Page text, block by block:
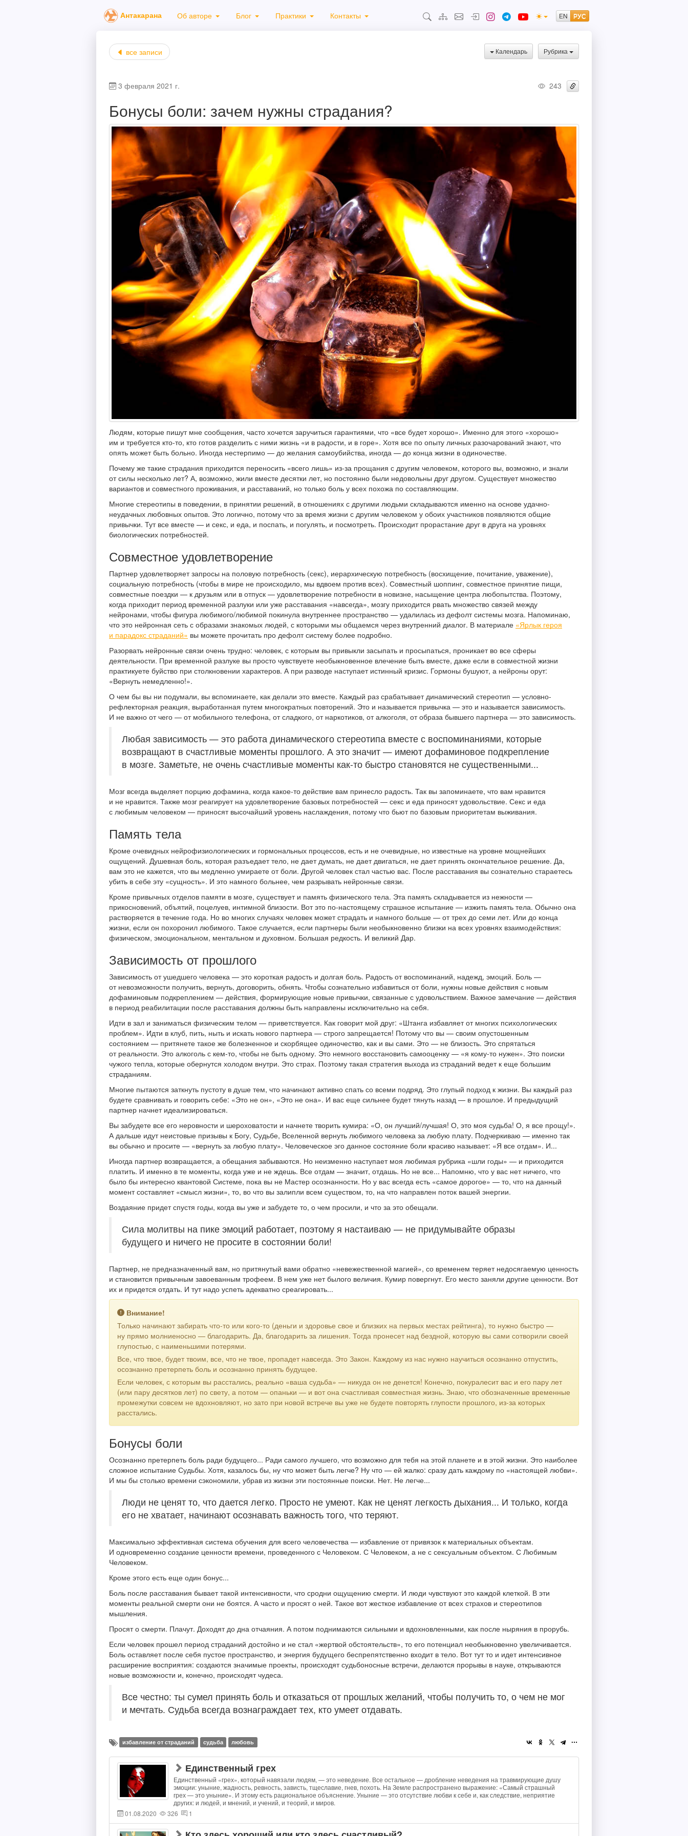
Антакарана Об авторе Блог Практики Контакты
Рубрика
Календарь
все записи
3 февраля 2021 г. 243
Бонусы боли: зачем нужны страдания?
Людям, которые пишут мне сообщения, часто хочется заручиться гарантиями, что «все будет хорошо». Именно для этого «хорошо»
им и требуется кто-то, кто готов разделить с ними жизнь «и в радости, и в горе». Хотя все по опыту личных разочарований знают, что
опять может быть больно. Иногда нестерпимо — до желания самоубийства, иногда — до конца жизни в одиночестве.
Почему же такие страдания приходится переносить «всего лишь» из-за прощания с другим человеком, которого вы, возможно, и знали
от силы несколько лет? А, возможно, жили вместе десятки лет, но постоянно были недовольны друг другом. Существует множество
вариантов и совместного проживания, и расставаний, но только боль у всех похожа по составляющим.
Многие стереотипы в поведении, в принятии решений, в отношениях с другими людьми складываются именно на основе удачно-
неудачных любовных опытов. Это логично, потому что за время жизни с другим человеком у обоих участников появляются общие
привычки. Тут все вместе — и секс, и еда, и поспать, и погулять, и посмотреть. Происходит прорастание друг в друга на уровнях
биологических потребностей.
Совместное удовлетворение
Партнер удовлетворяет запросы на половую потребность (секс), иерархическую потребность (восхищение, почитание, уважение),
социальную потребность (чтобы в мире не происходило, мы вдвоем против всех). Совместный шоппинг, совместное принятие пищи,
совместные поездки — к друзьям или в отпуск — удовлетворение потребности в новизне, насыщение центра любопытства. Поэтому,
когда приходит период временной разлуки или уже расставания «навсегда», мозгу приходится рвать множество связей между
нейронами, чтобы фигура любимого/любимой покинула внутреннее пространство — удалилась из дефолт системы мозга. Напоминаю,
что это нейронная сеть с образами знакомых людей, с которыми мы общаемся через внутренний диалог. В материале «Ярлык героя
и парадокс страданий» вы можете прочитать про дефолт систему более подробно.
Разорвать нейронные связи очень трудно: человек, с которым вы привыкли засыпать и просыпаться, проникает во все сферы
деятельности. При временной разлуке вы просто чувствуете необыкновенное влечение быть вместе, даже если в совместной жизни
практикуете буйство при столкновении характеров. А при разводе наступает истинный кризис. Гормоны бушуют, а нейроны орут:
«Вернуть немедленно!».
О чем бы вы ни подумали, вы вспоминаете, как делали это вместе. Каждый раз срабатывает динамический стереотип — условно-
рефлекторная реакция, выработанная путем многократных повторений. Это и называется привычка — это и называется зависимость.
И не важно от чего — от мобильного телефона, от сладкого, от наркотиков, от алкоголя, от образа бывшего партнера — это зависимость.
Любая зависимость — это работа динамического стереотипа вместе с воспоминаниями, которые
возвращают в счастливые моменты прошлого. А это значит — имеют дофаминовое подкрепление
в мозге. Заметьте, не очень счастливые моменты как-то быстро становятся не существенными...
Мозг всегда выделяет порцию дофамина, когда какое-то действие вам принесло радость. Так вы запоминаете, что вам нравится
и не нравится. Также мозг реагирует на удовлетворение базовых потребностей — секс и еда приносят удовольствие. Секс и еда
с любимым человеком — приносят высочайший уровень наслаждения, потому что бьют по базовым приоритетам выживания.
Память тела
Кроме очевидных нейрофизиологических и гормональных процессов, есть и не очевидные, но известные на уровне мощнейших
ощущений. Душевная боль, которая разъедает тело, не дает думать, не дает двигаться, не дает принять окончательное решение. Да,
вам это не кажется, что вы медленно умираете от боли. Другой человек стал частью вас. После расставания вы сознательно стараетесь
убить в себе эту «сущность». И это намного больнее, чем разрывать нейронные связи.
Кроме привычных отделов памяти в мозге, существует и память физического тела. Эта память складывается из нежности —
прикосновений, объятий, поцелуев, интимной близости. Вот это по-настоящему страшное испытание — изжить память тела. Обычно она
растворяется в течение года. Но во многих случаях человек может страдать и намного больше — от трех до семи лет. Или до конца
жизни, если он похоронил любимого. Такое случается, если партнеры были необыкновенно близки на всех уровнях взаимодействия:
физическом, эмоциональном, ментальном и духовном. Большая редкость. И великий Дар.
Зависимость от прошлого
Зависимость от ушедшего человека — это короткая радость и долгая боль. Радость от воспоминаний, надежд, эмоций. Боль —
от невозможности получить, вернуть, договорить, обнять. Чтобы сознательно избавиться от боли, нужны новые действия с новым
дофаминовым подкреплением — действия, формирующие новые привычки, связанные с удовольствием. Важное замечание — действия
в период реабилитации после расставания должны быть направлены исключительно на себя.
Идти в зал и заниматься физическим телом — приветствуется. Как говорит мой друг: «Штанга избавляет от многих психологических
проблем». Идти в клуб, пить, ныть и искать нового партнера — строго запрещается! Потому что вы — своим опустошенным
состоянием — притянете такое же болезненное и скорбящее одиночество, как и вы сами. Это — не близость. Это спрятаться
от реальности. Это алкоголь с кем-то, чтобы не быть одному. Это немного восстановить самооценку — «я кому-то нужен». Это поиски
чужого тепла, которые обернутся холодом внутри. Это страх. Поэтому такая стратегия выхода из страданий ведет к еще большим
страданиям.
Многие пытаются заткнуть пустоту в душе тем, что начинают активно спать со всеми подряд. Это глупый подход к жизни. Вы каждый раз
будете сравнивать и говорить себе: «Это не он», «Это не она». И вас еще сильнее будет тянуть назад — в прошлое. И предыдущий
партнер начнет идеализироваться.
Вы забудете все его неровности и шероховатости и начнете творить кумира: «О, он лучший/лучшая! О, это моя судьба! О, я все прощу!».
А дальше идут неистовые призывы к Богу, Судьбе, Вселенной вернуть любимого человека за любую плату. Подчеркиваю — именно так
вы обычно и просите — «вернуть за любую плату». Человеческое эго данное состояние боли красиво называет: «Я все отдам». И...
Иногда партнер возвращается, а обещания забываются. Но неизменно наступает моя любимая рубрика «шли годы» — и приходится
платить. И именно в те моменты, когда уже и не ждешь. Все отдам — значит, отдашь. Но не все... Напомню, что у вас нет ничего, что
было бы интересно квантовой Системе, пока вы не Мастер осознанности. Но у вас всегда есть «самое дорогое» — то, что на данный
момент составляет «смысл жизни», то, во что вы залипли всем существом, то, на что направлен поток вашей энергии.
Воздаяние придет спустя годы, когда вы уже и забудете то, о чем просили, и что за это обещали.
Сила молитвы на пике эмоций работает, поэтому я настаиваю — не придумывайте образы
будущего и ничего не просите в состоянии боли!
Партнер, не предназначенный вам, но притянутый вами обратно «невежественной магией», со временем теряет недосягаемую ценность
и становится привычным завоеванным трофеем. В нем уже нет былого величия. Кумир повергнут. Его место заняли другие ценности. Вот
их и придется отдать. И тут надо успеть адекватно среагировать...
Внимание!
Только начинают забирать что-то или кого-то (деньги и здоровье свое и близких на первых местах рейтинга), то нужно быстро —
ну прямо молниеносно — благодарить. Да, благодарить за лишения. Тогда пронесет над бездной, которую вы сами сотворили своей
глупостью, с наименьшими потерями.
Все, что твое, будет твоим, все, что не твое, пропадет навсегда. Это Закон. Каждому из нас нужно научиться осознанно отпустить,
осознанно претерпеть боль и осознанно принять будущее.
Если человек, с которым вы расстались, реально «ваша судьба» — никуда он не денется! Конечно, покуралесит вас и его пару лет
(или пару десятков лет) по свету, а потом — опаньки — и вот она счастливая совместная жизнь. Знаю, что обозначенные временные
промежутки совсем не вдохновляют, но зато при новой встрече вы уже не будете повторять глупости прошлого, из-за которых
расстались.
Бонусы боли
Осознанно претерпеть боль ради будущего... Ради самого лучшего, что возможно для тебя на этой планете и в этой жизни. Это наиболее
сложное испытание Судьбы. Хотя, казалось бы, ну что может быть легче? Ну что — ей жалко: сразу дать каждому по «настоящей любви».
И мы бы столько времени сэкономили, убрав из жизни эти постоянные поиски. Нет. Не легче...
Люди не ценят то, что дается легко. Просто не умеют. Как не ценят легкость дыхания... И только, когда
его не хватает, начинают осознавать важность того, что теряют.
Максимально эффективная система обучения для всего человечества — избавление от привязок к материальных объектам.
И одновременно создание ценности времени, проведенного с Человеком. С Человеком, а не с сексуальным объектом. С Любимым
Человеком.
Кроме этого есть еще один бонус...
Боль после расставания бывает такой интенсивности, что сродни ощущению смерти. И люди чувствуют это каждой клеткой. В эти
моменты реальной смерти они не боятся. А часто и просят о ней. Такое вот жесткое избавление от всех страхов и стереотипов
мышления.
Просят о смерти. Плачут. Доходят до дна отчаяния. А потом поднимаются сильными и вдохновленными, как после ныряния в прорубь.
Если человек прошел период страданий достойно и не стал «жертвой обстоятельств», то его потенциал необыкновенно увеличивается.
Боль оставляет после себя пустое пространство, и энергия будущего беспрепятственно входит в тело. Вот тут то и идет интенсивное
расширение восприятия: создаются значимые проекты, происходят судьбоносные встречи, делаются прорывы в науке, открываются
новые возможности и, конечно, происходят чудеса.
Все честно: ты сумел принять боль и отказаться от прошлых желаний, чтобы получить то, о чем не мог
и мечтать. Судьба всегда вознаграждает тех, кто умеет отдавать.
избавление от страданий судьба любовь
Единственный грех
Единственный «грех», который навязали людям, — это неведение. Все остальное — дробление неведения на травмирующие душу
эмоции: уныние, жадность, ревность, зависть, тщеславие, гнев, похоть. На Земле распространено выражение: «Самый страшный
грех — это уныние». И этому есть рациональное объяснение. Уныние — это отсутствие любви к себе и, как следствие, неприятие
других: и людей, и мнений, и учений, и теорий, и миров.
01.08.2020
326 1